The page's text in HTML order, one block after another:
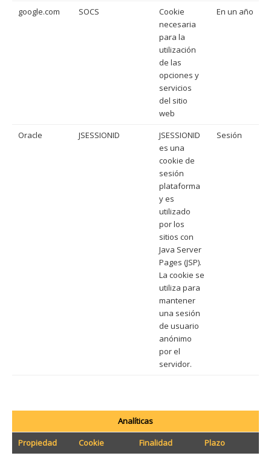
google.com SOCS
Cookie
necesaria
para la
utilización
de las
opciones y
servicios
del sitio
web
En un año
Oracle JSESSIONID
JSESSIONID
es una
cookie de
sesión
plataforma
y es
utilizado
por los
sitios con
Java Server
Pages (JSP).
La cookie se
utiliza para
mantener
una sesión
de usuario
anónimo
por el
servidor.
Sesión
Analíticas
Propiedad
Cookie Finalidad Plazo